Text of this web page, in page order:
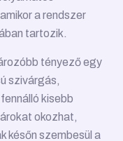
a rendszer
tartozik.
tényező egy
szivárgás,
kisebb
okozhat,
későn szembesül a